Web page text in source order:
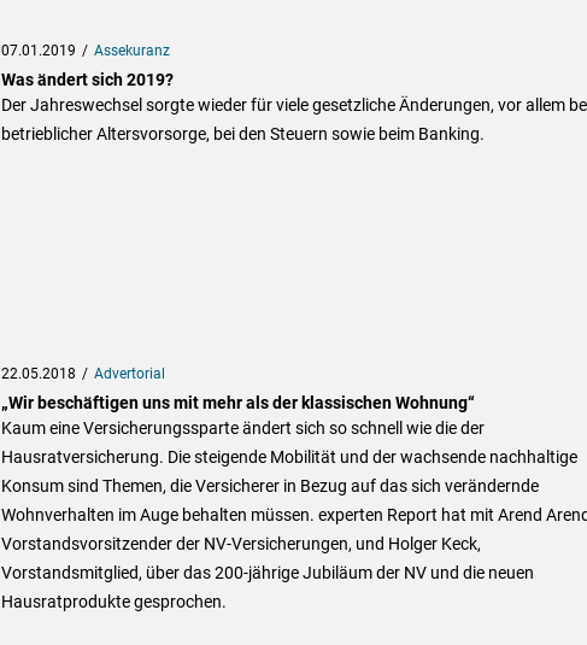
07.01.2019 Assekuranz
Was ändert sich 2019?
Der Jahreswechsel sorgte wieder für viele gesetzliche Änderungen, vor allem
betrieblicher Altersvorsorge, bei den Steuern sowie beim Banking.
22.05.2018 Advertorial
„Wir beschäftigen uns mit mehr als der klassischen Wohnung“
Kaum eine Versicherungssparte ändert sich so schnell wie die der
Hausratversicherung. Die steigende Mobilität und der wachsende nachhaltige
Konsum sind Themen, die Versicherer in Bezug auf das sich verändernde
Wohnverhalten im Auge behalten müssen. experten Report hat mit Arend
Vorstandsvorsitzender der NV-Versicherungen, und Holger Keck,
Vorstandsmitglied, über das 200-jährige Jubiläum der NV und die neuen
Hausratprodukte gesprochen.